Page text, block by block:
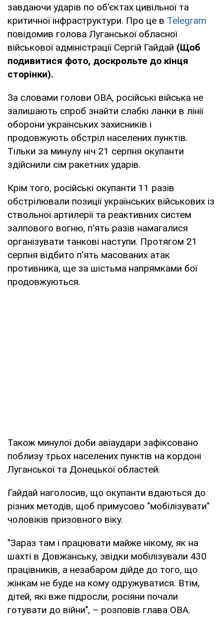
завдаючи ударів по об'єктах цивільної та
критичної інфраструктури. Про це в Telegram
повідомив голова Луганської обласної
військової адміністрації Сергій Гайдай (Щоб
подивитися фото, доскрольте до кінця
сторінки).
За словами голови ОВА, російські війська не
залишають спроб знайти слабкі ланки в лінії
оборони українських захисників і
продовжують обстріл населених пунктів.
Тільки за минулу ніч 21 серпня окупанти
здійснили сім ракетних ударів.
Крім того, російські окупанти 11 разів
обстрілювали позиції українських військових із
ствольної артилерії та реактивних систем
залпового вогню, п'ять разів намагалися
організувати танкові наступи. Протягом 21
серпня відбито п'ять масованих атак
противника, ще за шістьма напрямками бої
продовжуються.
Також минулої доби авіаудари зафіксовано
поблизу трьох населених пунктів на кордоні
Луганської та Донецької областей.
Гайдай наголосив, що окупанти вдаються до
різних методів, щоб примусово "мобілізувати"
чоловіків призовного віку.
"Зараз там і працювати майже нікому, як на
шахті в Довжанську, звідки мобілізували 430
працівників, а незабаром дійде до того, що
жінкам не буде на кому одружуватися. Втім,
дітей, які вже підросли, росіяни почали
готувати до війни", – розповів глава ОВА.